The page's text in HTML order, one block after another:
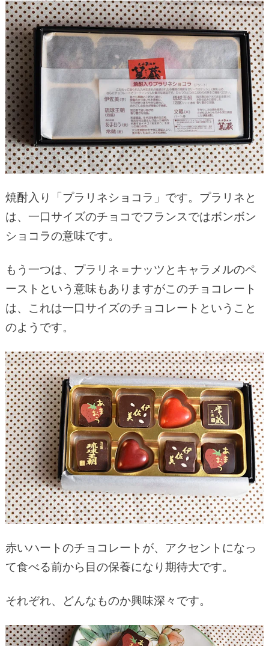
焼酎入り「プラリネショコラ」です。プラリネと
は、一口サイズのチョコでフランスではボンボン
ショコラの意味です。
もう一つは、プラリネ＝ナッツとキャラメルのペ
ーストという意味もありますがこのチョコレート
は、これは一口サイズのチョコレートということ
のようです。
赤いハートのチョコレートが、アクセントになっ
て食べる前から目の保養になり期待大です。
それぞれ、どんなものか興味深々です。